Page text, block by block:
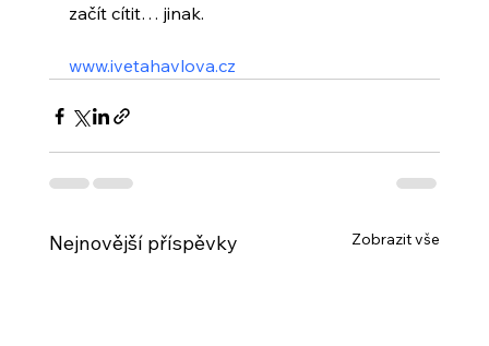
začít cítit… jinak.
www.ivetahavlova.cz
Nejnovější příspěvky Zobrazit vše